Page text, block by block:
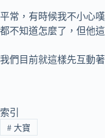
平常，有時候我不小心
都不知道怎麼了，但他
我們目前就這樣先互動
索引
#大寶